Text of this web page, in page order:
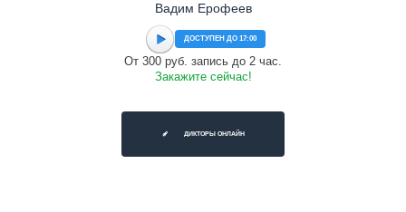
Вадим Ерофеев
ДОСТУПЕН ДО 17:00
От 300 руб. запись до 2 час.
Закажите сейчас!
ДИКТОРЫ ОНЛАЙН